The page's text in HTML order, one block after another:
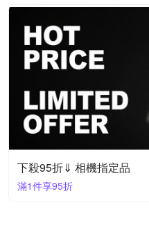
下殺95折⇓ 相機指定品
滿1件享95折